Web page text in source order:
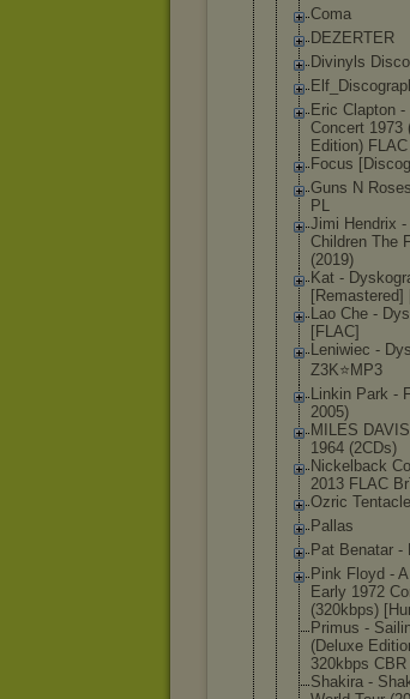
Coma
DEZERTER
Divinyls
Elf_Discogr
Eric Clapton
Concert 1973
Edition) FLAC
Focus
Guns N
PL
Jimi Hendrix
Children The
(2019)
Kat -
[Remastered]
Lao Che -
[FLAC]
Leniwiec -
Z3K⭐MP3
Linkin Park -
2005)
MILES
1964 (2CDs)
Nickelback
2013 FLAC
Ozric
Pallas
Pat Benatar -
Pink Floyd -
Early 1972
(320kbps)
Primus -
(Deluxe
320kbps
Shakira -